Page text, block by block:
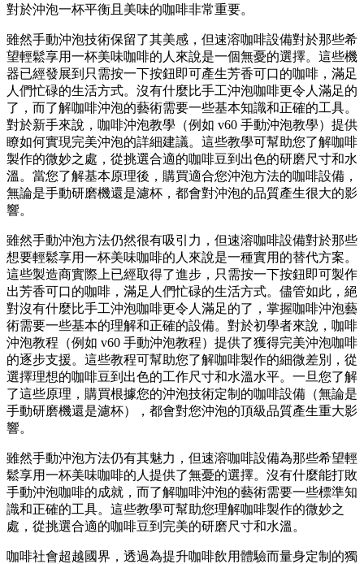
對於沖泡一杯平衡且美味的咖啡非常重要。
雖然手動沖泡技術保留了其美感，但速溶咖啡設備對於那些希
望輕鬆享用一杯美味咖啡的人來說是一個無憂的選擇。這些機
器已經發展到只需按一下按鈕即可產生芳香可口的咖啡，滿足
人們忙碌的生活方式。沒有什麼比手工沖泡咖啡更令人滿足的
了，而了解咖啡沖泡的藝術需要一些基本知識和正確的工具。
對於新手來說，咖啡沖泡教學（例如 v60 手動沖泡教學）提供
瞭如何實現完美沖泡的詳細建議。這些教學可幫助您了解咖啡
製作的微妙之處，從挑選合適的咖啡豆到出色的研磨尺寸和水
溫。當您了解基本原理後，購買適合您沖泡方法的咖啡設備，
無論是手動研磨機還是濾杯，都會對沖泡的品質產生很大的影
響。
雖然手動沖泡方法仍然很有吸引力，但速溶咖啡設備對於那些
想要輕鬆享用一杯美味咖啡的人來說是一種實用的替代方案。
這些製造商實際上已經取得了進步，只需按一下按鈕即可製作
出芳香可口的咖啡，滿足人們忙碌的生活方式。儘管如此，絕
對沒有什麼比手工沖泡咖啡更令人滿足的了，掌握咖啡沖泡藝
術需要一些基本的理解和正確的設備。對於初學者來說，咖啡
沖泡教程（例如 v60 手動沖泡教程）提供了獲得完美沖泡咖啡
的逐步支援。這些教程可幫助您了解咖啡製作的細微差別，從
選擇理想的咖啡豆到出色的工作尺寸和水溫水平。一旦您了解
了這些原理，購買根據您的沖泡技術定制的咖啡設備（無論是
手動研磨機還是濾杯），都會對您沖泡的頂級品質產生重大影
響。
雖然手動沖泡方法仍有其魅力，但速溶咖啡設備為那些希望輕
鬆享用一杯美味咖啡的人提供了無憂的選擇。沒有什麼能打敗
手動沖泡咖啡的成就，而了解咖啡沖泡的藝術需要一些標準知
識和正確的工具。這些教學可幫助您理解咖啡製作的微妙之
處，從挑選合適的咖啡豆到完美的研磨尺寸和水溫。
咖啡社會超越國界，透過為提升咖啡飲用體驗而量身定制的獨